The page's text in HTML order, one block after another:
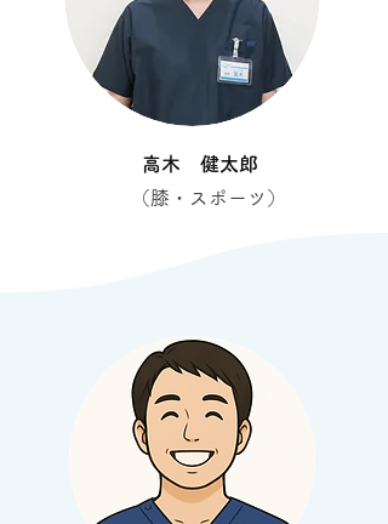
高木 健太郎
​（膝・スポーツ）